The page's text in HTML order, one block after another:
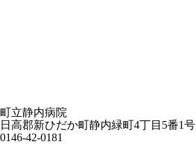
町立静内病院
日高郡新ひだか町静内緑町4丁目5番1号
0146-42-0181